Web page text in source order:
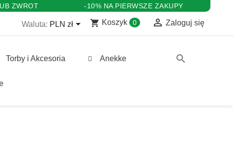
ZWROT -10% NA PIERWSZE ZAKUPY
Waluta: PLN zł shopping_cart Koszyk 0  Zaloguj się
Torby i Akcesoria Anekke search